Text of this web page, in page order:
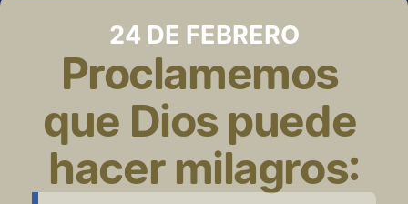
24 DE FEBRERO
Proclamemos
que Dios puede
hacer milagros: